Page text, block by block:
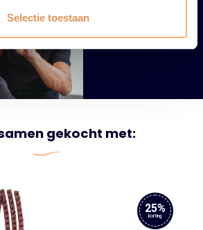
Selectie toestaan
gekocht met:
25%
korting